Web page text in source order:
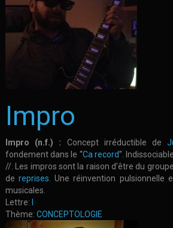
Impro
Impro (n.f.) : Concept irréductible de
fondement dans le “Ca record”.
//. Les impros sont la raison d’être du
dereprises . Une réinvention pulsionnelle
musicales.
Lettre:
Thème: CONCEPTOLOGIE